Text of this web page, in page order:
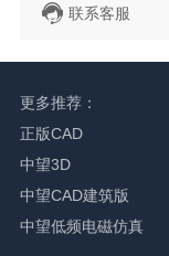
联系客服
更多推荐：
正版CAD
中望3D
中望CAD建筑版
中望低频电磁仿真